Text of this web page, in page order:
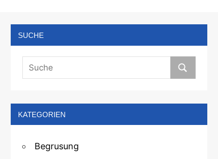
SUCHE
KATEGORIEN
Begrusung